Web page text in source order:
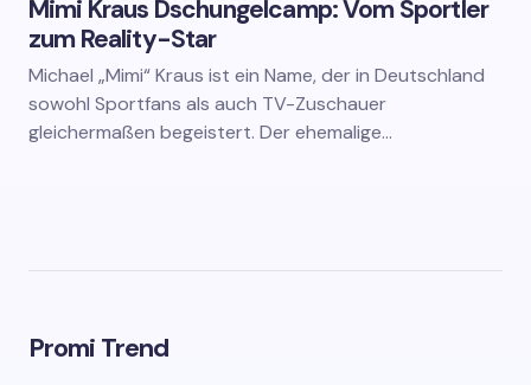
Mimi Kraus Dschungelcamp: Vom Sportler
zum Reality-Star
Michael „Mimi“ Kraus ist ein Name, der in Deutschland
sowohl Sportfans als auch TV-Zuschauer
gleichermaßen begeistert. Der ehemalige…
Promi Trend